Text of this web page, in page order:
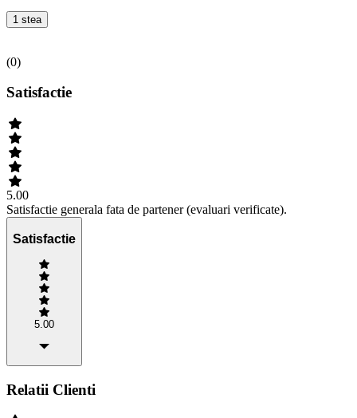
1 stea
(0)
Satisfactie
5.00
Satisfactie generala fata de partener (evaluari verificate).
Satisfactie
5.00
Relatii Clienti